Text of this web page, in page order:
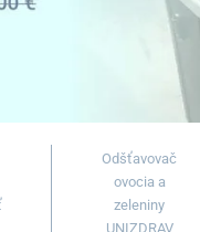
Odšťavovač
ovocia a
zeleniny
UNIZDRAV